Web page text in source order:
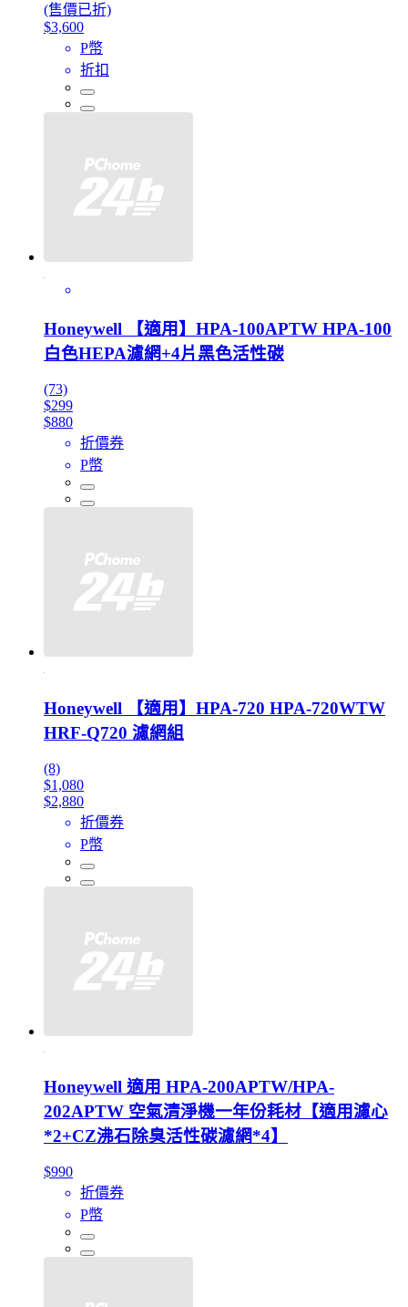
(售價已折)
$3,600
P幣
折扣
Honeywell 【適用】HPA-100APTW HPA-100
白色HEPA濾網+4片黑色活性碳
(73)
$299
$880
折價券
P幣
Honeywell 【適用】HPA-720 HPA-720WTW
HRF-Q720 濾網組
(8)
$1,080
$2,880
折價券
P幣
Honeywell 適用 HPA-200APTW/HPA-
202APTW 空氣清淨機一年份耗材【適用濾心
*2+CZ沸石除臭活性碳濾網*4】
$990
折價券
P幣